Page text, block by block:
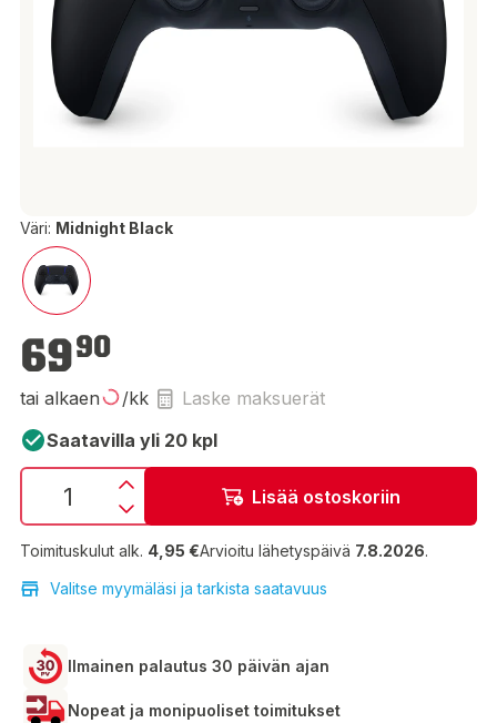
Väri: Midnight Black
6990
tai alkaen /kk
Laske maksuerät
Saatavilla yli 20 kpl
Lisää ostoskoriin
Toimituskulut alk. 4,95 €Arvioitu lähetyspäivä 7.8.2026.
Valitse myymäläsi ja tarkista saatavuus
Ilmainen palautus 30 päivän ajan
Nopeat ja monipuoliset toimitukset